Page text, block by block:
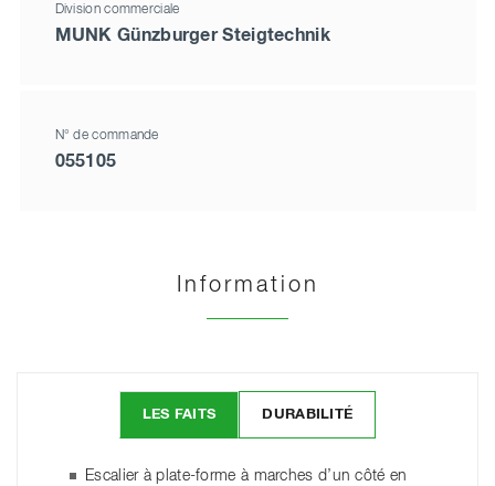
Division commerciale
MUNK Günzburger Steigtechnik
N° de commande
055105
Information
LES FAITS DURABILITÉ
Escalier à plate-forme à marches d’un côté en